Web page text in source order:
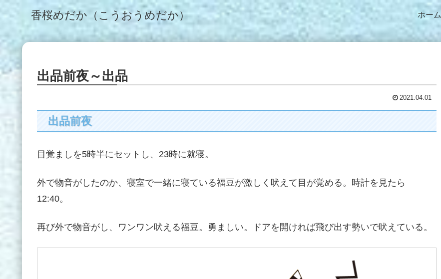
香桜めだか（こうおうめだか） ホーム
出品前夜～出品
2021.04.01
出品前夜
目覚ましを5時半にセットし、23時に就寝。
外で物音がしたのか、寝室で一緒に寝ている福豆が激しく吠えて目が覚める。時計を見たら
12:40。
再び外で物音がし、ワンワン吠える福豆。勇ましい。ドアを開ければ飛び出す勢いで吠えている。